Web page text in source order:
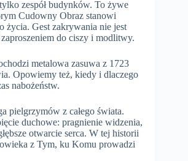
zespół budynków. To żywe
Cudowny Obraz stanowi
życia. Gest zakrywania nie jest
do ciszy i modlitwy.
metalowa zasuwa z 1723
Opowiemy też, kiedy i dlaczego
nabożeństw.
pielgrzymów z całego świata.
duchowe: pragnienie widzenia,
otwarcie serca. W tej historii
z Tym, ku Komu prowadzi